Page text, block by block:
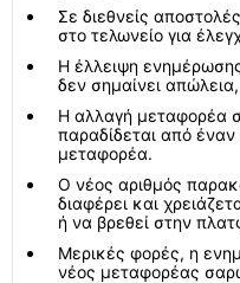
Σε διεθνείς
στο τελωνείο για
Η έλλειψη
δεν σημαίνει
Η αλλαγή μεταφορέα
παραδίδεται από
μεταφορέα.
Ο νέος αριθμός
διαφέρει και
ή να βρεθεί στην
Μερικές φορές, η
νέος μεταφορέας